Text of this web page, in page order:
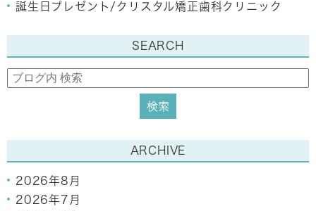
誕生日プレゼント/クリスタル矯正歯科クリニック
SEARCH
ARCHIVE
2026年8月
2026年7月